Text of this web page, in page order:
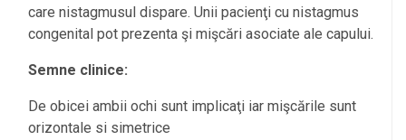
care nistagmusul dispare. Unii pacienţi cu nistagmus
congenital pot prezenta şi mişcări asociate ale capului.
Semne clinice:
De obicei ambii ochi sunt implicaţi iar mişcările sunt
orizontale si simetrice